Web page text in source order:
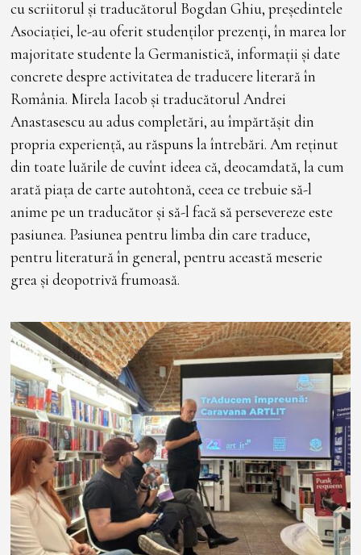
cu scriitorul și traducătorul Bogdan Ghiu, președintele
Asociației, le-au oferit studenților prezenți, în marea lor
majoritate studente la Germanistică, informații și date
concrete despre activitatea de traducere literară în
România. Mirela Iacob și traducătorul Andrei
Anastasescu au adus completări, au împărtășit din
propria experiență, au răspuns la întrebări. Am reținut
din toate luările de cuvînt ideea că, deocamdată, la cum
arată piața de carte autohtonă, ceea ce trebuie să-l
anime pe un traducător și să-l facă să persevereze este
pasiunea. Pasiunea pentru limba din care traduce,
pentru literatură în general, pentru această meserie
grea și deopotrivă frumoasă.